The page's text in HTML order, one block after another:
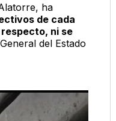
ha
de cada
ni se
del Estado